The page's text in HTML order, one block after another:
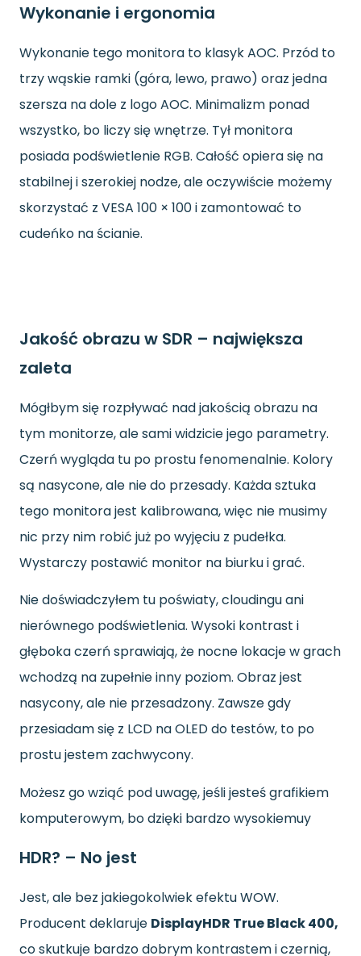
Wykonanie i ergonomia
Wykonanie tego monitora to klasyk AOC. Przód to
trzy wąskie ramki (góra, lewo, prawo) oraz jedna
szersza na dole z logo AOC. Minimalizm ponad
wszystko, bo liczy się wnętrze. Tył monitora
posiada podświetlenie RGB. Całość opiera się na
stabilnej i szerokiej nodze, ale oczywiście możemy
skorzystać z VESA 100 × 100 i zamontować to
cudeńko na ścianie.
Jakość obrazu w SDR – największa
zaleta
Mógłbym się rozpływać nad jakością obrazu na
tym monitorze, ale sami widzicie jego parametry.
Czerń wygląda tu po prostu fenomenalnie. Kolory
są nasycone, ale nie do przesady. Każda sztuka
tego monitora jest kalibrowana, więc nie musimy
nic przy nim robić już po wyjęciu z pudełka.
Wystarczy postawić monitor na biurku i grać.
Nie doświadczyłem tu poświaty, cloudingu ani
nierównego podświetlenia. Wysoki kontrast i
głęboka czerń sprawiają, że nocne lokacje w grach
wchodzą na zupełnie inny poziom. Obraz jest
nasycony, ale nie przesadzony. Zawsze gdy
przesiadam się z LCD na OLED do testów, to po
prostu jestem zachwycony.
Możesz go wziąć pod uwagę, jeśli jesteś grafikiem
komputerowym, bo dzięki bardzo wysokiemuy
HDR? – No jest
Jest, ale bez jakiegokolwiek efektu WOW.
Producent deklaruje DisplayHDR True Black 400,
co skutkuje bardzo dobrym kontrastem i czernią,